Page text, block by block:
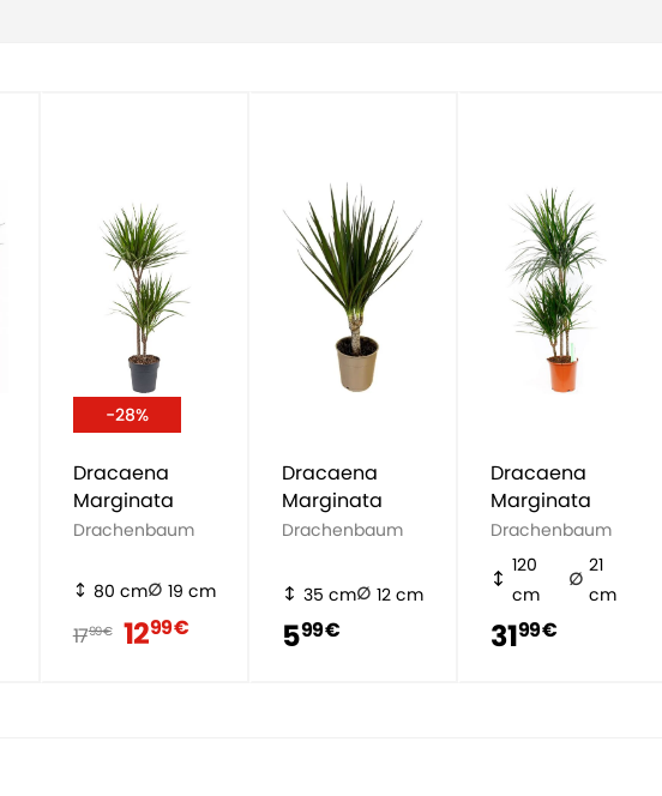
-28%
Dracaena
Marginata
Drachenbaum
80 cm 19 cm
1799 € 1299 €
Dracaena
Marginata
Drachenbaum
35 cm 12 cm
599 €
Dracaena
Marginata
Drachenbaum
120
cm
21
cm
3199 €